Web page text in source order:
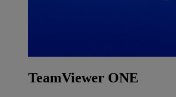
TeamViewer ONE